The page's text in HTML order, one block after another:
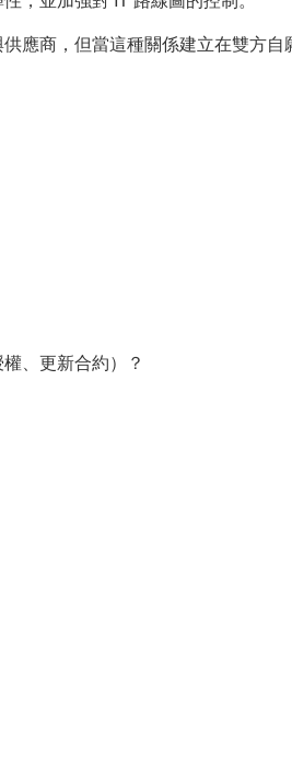
應商，但當這種關係建立在雙方
、更新合約）？